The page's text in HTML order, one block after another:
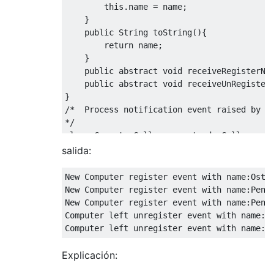
        this.name = name;
    }
    public String toString(){
        return name;
    }
public abstract void
public abstract void
}
/*  Process notification event raised by
*/
class ComputerColleague extends Colleague
    private Mediator mediator;
public ComputerColleague(Mediator
        super(mediator,name);
    }
public  void
System.out.println("New Computer
// Send further messages to this
    }
salida:
New Computer register event with
New Computer register event with
New Computer register event with
Computer left unregister event with
Explicación: